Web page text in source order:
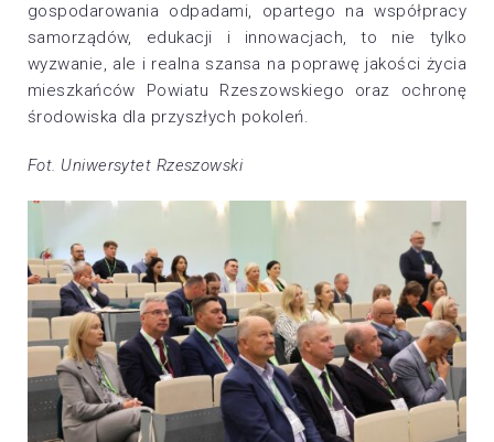
gospodarowania odpadami, opartego na współpracy
samorządów, edukacji i innowacjach, to nie tylko
wyzwanie, ale i realna szansa na poprawę jakości życia
mieszkańców Powiatu Rzeszowskiego oraz ochronę
środowiska dla przyszłych pokoleń.
Fot. Uniwersytet Rzeszowski